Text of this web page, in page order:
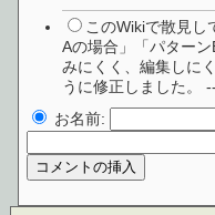
このWikiで散見し
Aの場合」「パター
みにくく、編集しに
うに修正しました。
お名前: